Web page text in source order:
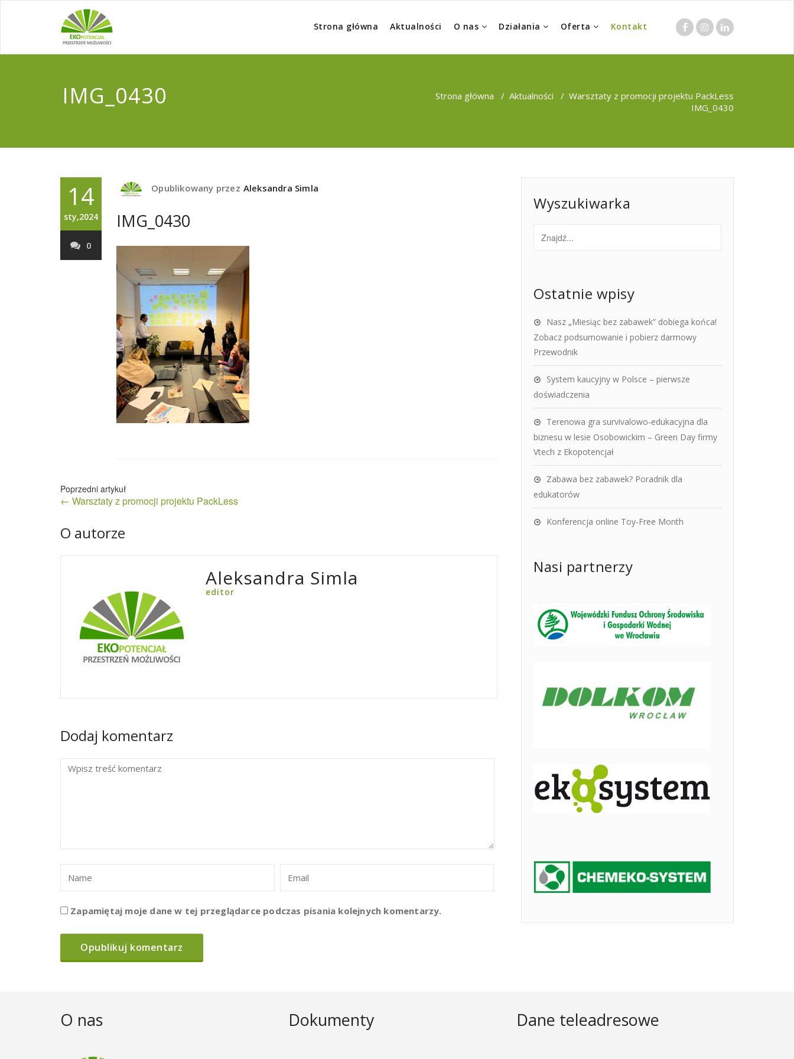
Strona główna Aktualności O nas Działania Oferta Kontakt
IMG_0430 Strona główna / Aktualności / Warsztaty z promocji projektu PackLess
IMG_0430
14
sty,2024
0
Opublikowany przez Aleksandra Simla
IMG_0430
Nawigacja
wpisu
← Warsztaty z promocji projektu PackLess
O autorze
Aleksandra Simla
editor
Dodaj komentarz
Zapamiętaj moje dane w tej przeglądarce podczas pisania kolejnych komentarzy.
Wyszukiwarka
Ostatnie wpisy
Nasz „Miesiąc bez zabawek” dobiega końca!
Zobacz podsumowanie i pobierz darmowy
Przewodnik
System kaucyjny w Polsce – pierwsze
doświadczenia
Terenowa gra survivalowo-edukacyjna dla
biznesu w lesie Osobowickim – Green Day firmy
Vtech z Ekopotencjał
Zabawa bez zabawek? Poradnik dla
edukatorów
Konferencja online Toy-Free Month
Nasi partnerzy
O nas Dokumenty Dane teleadresowe